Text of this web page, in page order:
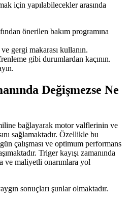
için yapılabilecekler arasında
önerilen bakım programına
gergi makarası kullanın.
gibi durumlardan kaçının.
Değişmezse Ne
bağlayarak motor valflerinin ve
sağlamaktadır. Özellikle bu
çalışması ve optimum performans
Triger kayışı zamanında
ve maliyetli onarımlara yol
sonuçları şunlar olmaktadır.